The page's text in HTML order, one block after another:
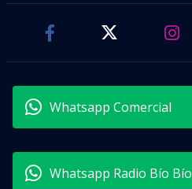
Whatsapp Comercial
Whatsapp Radio Bío Bío